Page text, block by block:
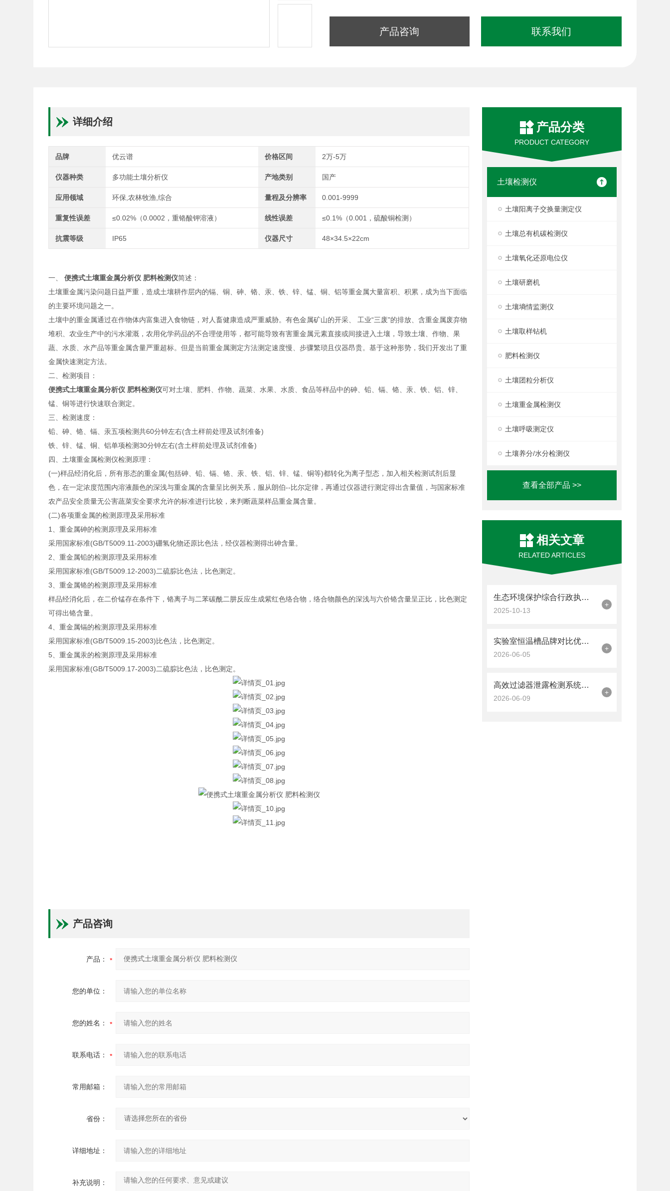
产品咨询 联系我们
产品分类
PRODUCT CATEGORY
土壤检测仪
土壤阳离子交换量测定仪
土壤总有机碳检测仪
土壤氧化还原电位仪
土壤研磨机
土壤墒情监测仪
土壤取样钻机
肥料检测仪
土壤团粒分析仪
土壤重金属检测仪
土壤呼吸测定仪
土壤养分/水分检测仪
查看全部产品 >>
相关文章
RELATED ARTICLES
生态环境保护综合行政执法装备应用指南
2025-10-13
+
实验室恒温槽品牌对比优云谱vs三大进口品牌深度评测
2026-06-05
+
高效过滤器泄露检测系统品牌售后哪家强？优云谱服务网点+配件供应解析
2026-06-09
+
详细介绍
品牌 优云谱 价格区间 2万-5万
仪器种类 多功能土壤分析仪 产地类别 国产
应用领域 环保,农林牧渔,综合 量程及分辨率 0.001-9999
重复性误差 ≤0.02%（0.0002，重铬酸钾溶液） 线性误差 ≤0.1%（0.001，硫酸铜检测）
抗震等级 IP65 仪器尺寸 48×34.5×22cm
一、便携式土壤重金属分析仪 肥料检测仪简述：
土壤重金属污染问题日益严重，造成土壤耕作层内的镉、铜、砷、铬、汞、铁、锌、锰、铜、铝等重金属大量富积、积累，成为当下面临
的主要环境问题之一。
土壤中的重金属通过在作物体内富集进入食物链，对人畜健康造成严重威胁。有色金属矿山的开采、 工业“三废"的排放、含重金属废弃物
堆积、农业生产中的污水灌溉，农用化学药品的不合理使用等，都可能导致有害重金属元素直接或间接进入土壤，导致土壤、作物、果
蔬、水质、水产品等重金属含量严重超标。但是当前重金属测定方法测定速度慢、步骤繁琐且仪器昂贵。基于这种形势，我们开发出了重
金属快速测定方法。
二、检测项目：
便携式土壤重金属分析仪 肥料检测仪可对土壤、肥料、作物、蔬菜、水果、水质、食品等样品中的砷、铅、镉、铬、汞、铁、铝、锌、
锰、铜等进行快速联合测定。
三、检测速度：
铅、砷、铬、镉、汞五项检测共60分钟左右(含土样前处理及试剂准备)
铁、锌、锰、铜、铝单项检测30分钟左右(含土样前处理及试剂准备)
四、土壤重金属检测仪检测原理：
(一)样品经消化后，所有形态的重金属(包括砷、铅、镉、铬、汞、铁、铝、锌、锰、铜等)都转化为离子型态，加入相关检测试剂后显
色，在一定浓度范围内溶液颜色的深浅与重金属的含量呈比例关系，服从朗伯--比尔定律，再通过仪器进行测定得出含量值，与国家标准
农产品安全质量无公害蔬菜安全要求允许的标准进行比较，来判断蔬菜样品重金属含量。
(二)各项重金属的检测原理及采用标准
1、重金属砷的检测原理及采用标准
采用国家标准(GB/T5009.11-2003)硼氢化物还原比色法，经仪器检测得出砷含量。
2、重金属铅的检测原理及采用标准
采用国家标准(GB/T5009.12-2003)二硫腙比色法，比色测定。
3、重金属铬的检测原理及采用标准
样品经消化后，在二价锰存在条件下，铬离子与二苯碳酰二肼反应生成紫红色络合物，络合物颜色的深浅与六价铬含量呈正比，比色测定
可得出铬含量。
4、重金属镉的检测原理及采用标准
采用国家标准(GB/T5009.15-2003)比色法，比色测定。
5、重金属汞的检测原理及采用标准
采用国家标准(GB/T5009.17-2003)二硫腙比色法，比色测定。
产品咨询
产品：
您的单位：
您的姓名：
联系电话：
常用邮箱：
省份：
详细地址：
补充说明：